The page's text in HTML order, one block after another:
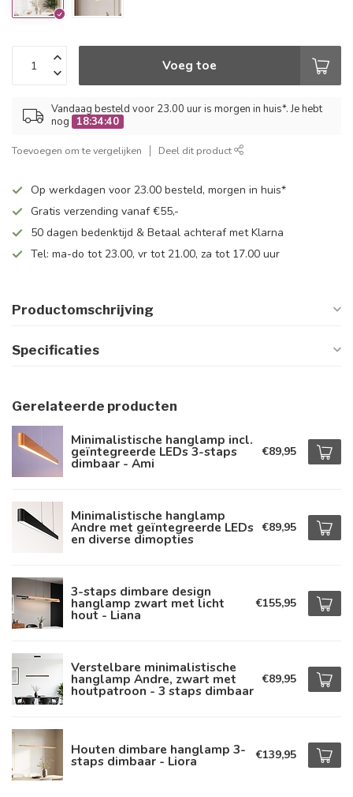
Voeg toe
Vandaag besteld voor 23.00 uur is morgen in huis*. Je hebt
nog
18:34:39
Toevoegen om te vergelijken Deel dit product
Op werkdagen voor 23.00 besteld, morgen in huis*
Gratis verzending vanaf €55,-
50 dagen bedenktijd & Betaal achteraf met Klarna
Tel: ma-do tot 23.00, vr tot 21.00, za tot 17.00 uur
Productomschrijving
Specificaties
Gerelateerde producten
Minimalistische hanglamp incl.
geïntegreerde LEDs 3-staps
dimbaar - Ami
€89,95
Minimalistische hanglamp
Andre met geïntegreerde LEDs
en diverse dimopties
€89,95
3-staps dimbare design
hanglamp zwart met licht
hout - Liana
€155,95
Verstelbare minimalistische
hanglamp Andre, zwart met
houtpatroon - 3 staps dimbaar
€89,95
Houten dimbare hanglamp 3-
staps dimbaar - Liora €139,95